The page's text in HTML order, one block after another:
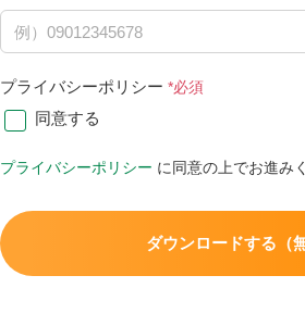
プライバシーポリシー
同意する
プライバシーポリシー に同意の上でお進み